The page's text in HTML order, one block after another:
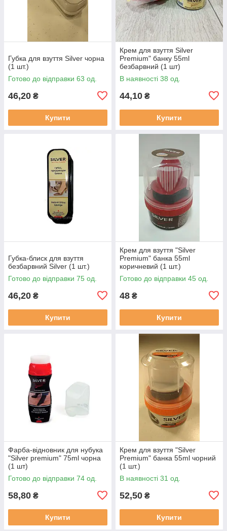
Губка для взуття Silver чорна
(1 шт.)
Готово до відправки 63 од.
46,20 ₴
Купити
Крем для взуття Silver
Premium" банку 55ml
безбарвний (1 шт)
В наявності 38 од.
44,10 ₴
Купити
Губка-блиск для взуття
безбарвний Silver (1 шт.)
Готово до відправки 75 од.
46,20 ₴
Купити
Крем для взуття "Silver
Premium" банка 55ml
коричневий (1 шт.)
Готово до відправки 45 од.
48 ₴
Купити
Фарба-відновник для нубука
"Silver premium" 75ml чорна
(1 шт)
Готово до відправки 74 од.
58,80 ₴
Купити
Крем для взуття "Silver
Premium" банка 55ml чорний
(1 шт.)
В наявності 31 од.
52,50 ₴
Купити